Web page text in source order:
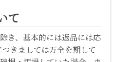
て
き、基本的には返品には応
きましては万全を期して